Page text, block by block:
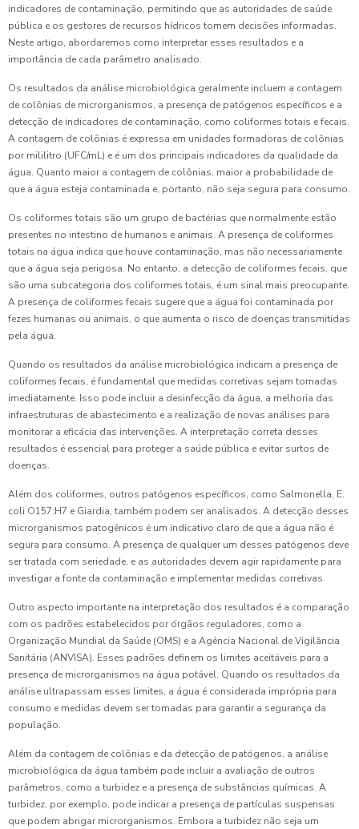
indicadores de contaminação, permitindo que as autoridades de saúde
pública e os gestores de recursos hídricos tomem decisões informadas.
Neste artigo, abordaremos como interpretar esses resultados e a
importância de cada parâmetro analisado.
Os resultados da análise microbiológica geralmente incluem a contagem
de colônias de microrganismos, a presença de patógenos específicos e a
detecção de indicadores de contaminação, como coliformes totais e fecais.
A contagem de colônias é expressa em unidades formadoras de colônias
por mililitro (UFC/mL) e é um dos principais indicadores da qualidade da
água. Quanto maior a contagem de colônias, maior a probabilidade de
que a água esteja contaminada e, portanto, não seja segura para consumo.
Os coliformes totais são um grupo de bactérias que normalmente estão
presentes no intestino de humanos e animais. A presença de coliformes
totais na água indica que houve contaminação, mas não necessariamente
que a água seja perigosa. No entanto, a detecção de coliformes fecais, que
são uma subcategoria dos coliformes totais, é um sinal mais preocupante.
A presença de coliformes fecais sugere que a água foi contaminada por
fezes humanas ou animais, o que aumenta o risco de doenças transmitidas
pela água.
Quando os resultados da análise microbiológica indicam a presença de
coliformes fecais, é fundamental que medidas corretivas sejam tomadas
imediatamente. Isso pode incluir a desinfecção da água, a melhoria das
infraestruturas de abastecimento e a realização de novas análises para
monitorar a eficácia das intervenções. A interpretação correta desses
resultados é essencial para proteger a saúde pública e evitar surtos de
doenças.
Além dos coliformes, outros patógenos específicos, como Salmonella, E.
coli O157:H7 e Giardia, também podem ser analisados. A detecção desses
microrganismos patogênicos é um indicativo claro de que a água não é
segura para consumo. A presença de qualquer um desses patógenos deve
ser tratada com seriedade, e as autoridades devem agir rapidamente para
investigar a fonte da contaminação e implementar medidas corretivas.
Outro aspecto importante na interpretação dos resultados é a comparação
com os padrões estabelecidos por órgãos reguladores, como a
Organização Mundial da Saúde (OMS) e a Agência Nacional de Vigilância
Sanitária (ANVISA). Esses padrões definem os limites aceitáveis para a
presença de microrganismos na água potável. Quando os resultados da
análise ultrapassam esses limites, a água é considerada imprópria para
consumo e medidas devem ser tomadas para garantir a segurança da
população.
Além da contagem de colônias e da detecção de patógenos, a análise
microbiológica da água também pode incluir a avaliação de outros
parâmetros, como a turbidez e a presença de substâncias químicas. A
turbidez, por exemplo, pode indicar a presença de partículas suspensas
que podem abrigar microrganismos. Embora a turbidez não seja um